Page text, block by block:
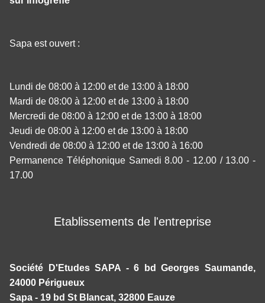
Sapa est ouvert :
Lundi de 08:00 à 12:00 et de 13:00 à 18:00
Mardi de 08:00 à 12:00 et de 13:00 à 18:00
Mercredi de 08:00 à 12:00 et de 13:00 à 18:00
Jeudi de 08:00 à 12:00 et de 13:00 à 18:00
Vendredi de 08:00 à 12:00 et de 13:00 à 16:00
Permanence Téléphonique Samedi 8.00 - 12.00 / 13.00 -
17.00
Etablissements de l'entreprise
Société D'Etudes SAPA - 6 bd Georges Saumande,
24000 Périgueux
Sapa - 19 bd St Blancat, 32800 Eauze